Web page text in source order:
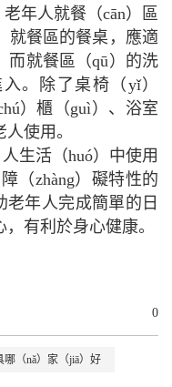
老年人就餐（cān）區
就餐區的餐桌，應適
而就餐區（qū）的洗
。除了桌椅（yǐ）
）櫃（guì）、浴室
使用。
生活（huó）中使用
（zhàng）礙特性的
年人完成簡單的日
有利於身心健康。
0
哪（nǎ）家（jiā）好